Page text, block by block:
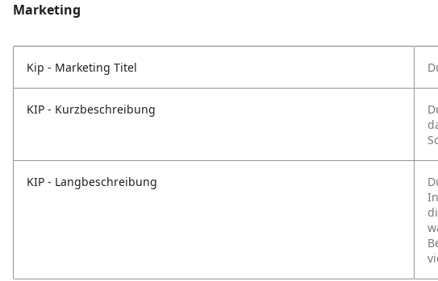
Marketing
Kip - Marketing Titel
KIP - Kurzbeschreibung
KIP - Langbeschreibung